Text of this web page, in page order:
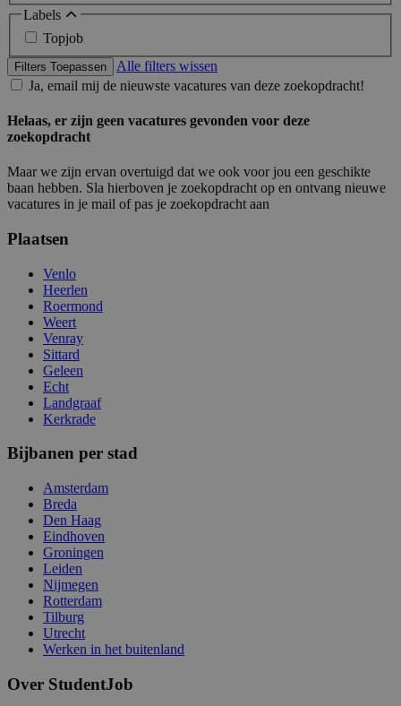
Labels
Topjob
Filters Toepassen
Alle filters wissen
Ja, email mij de nieuwste vacatures van deze zoekopdracht!
Helaas, er zijn geen vacatures gevonden voor deze
zoekopdracht
Maar we zijn ervan overtuigd dat we ook voor jou een geschikte
baan hebben. Sla hierboven je zoekopdracht op en ontvang nieuwe
vacatures in je mail of pas je zoekopdracht aan
Plaatsen
Venlo
Heerlen
Roermond
Weert
Venray
Sittard
Geleen
Echt
Landgraaf
Kerkrade
Bijbanen per stad
Amsterdam
Breda
Den Haag
Eindhoven
Groningen
Leiden
Nijmegen
Rotterdam
Tilburg
Utrecht
Werken in het buitenland
Over StudentJob